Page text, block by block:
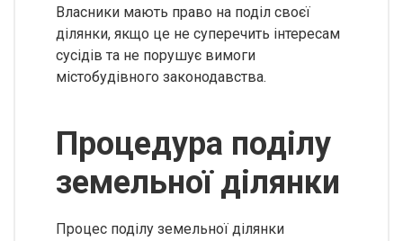
Власники мають право на поділ своєї
ділянки, якщо це не суперечить інтересам
сусідів та не порушує вимоги
містобудівного законодавства.
Процедура поділу
земельної ділянки
Процес поділу земельної ділянки